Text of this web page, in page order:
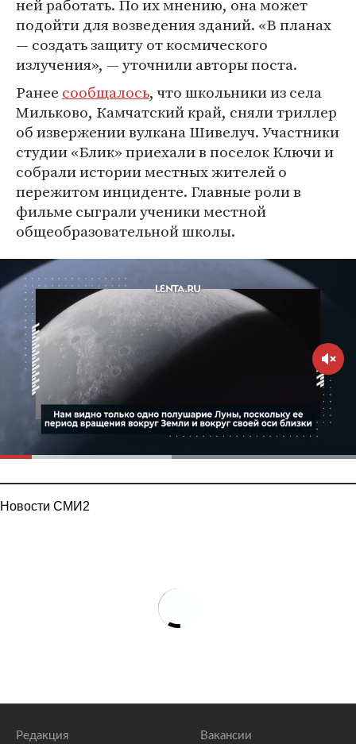
ней работать. По их мнению, она может
подойти для возведения зданий. «В планах
— создать защиту от космического
излучения», — уточнили авторы поста.
Ранее сообщалось, что школьники из села
Мильково, Камчатский край, сняли триллер
об извержении вулкана Шивелуч. Участники
студии «Блик» приехали в поселок Ключи и
собрали истории местных жителей о
пережитом инциденте. Главные роли в
фильме сыграли ученики местной
общеобразовательной школы.
Новости СМИ2
Редакция Вакансии